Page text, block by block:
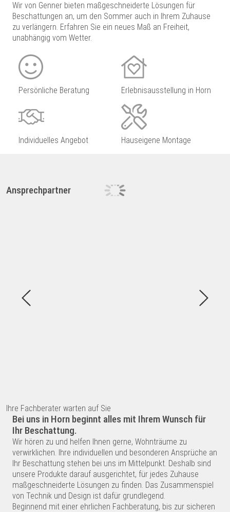
Wir von Genner bieten maßgeschneiderte Lösungen für
Beschattungen an, um den Sommer auch in Ihrem Zuhause
zu verlängern. Erfahren Sie ein neues Maß an Freiheit,
unabhängig vom Wetter.
Persönliche Beratung Erlebnisausstellung in Horn
Individuelles Angebot Hauseigene Montage
Bei uns in Horn beginnt alles mit Ihrem Wunsch für
Ihr Beschattung.
Wir hören zu und helfen Ihnen gerne, Wohnträume zu
verwirklichen. Ihre individuellen und besonderen Ansprüche an
Ihr Beschattung stehen bei uns im Mittelpunkt. Deshalb sind
unsere Produkte darauf ausgerichtet, für jedes Zuhause
maßgeschneiderte Lösungen zu finden. Das Zusammenspiel
von Technik und Design ist dafür grundlegend.
Beginnend mit einer ehrlichen Fachberatung, bis zur sicheren
Ansprechpartner
Ihre Fachberater warten auf Sie